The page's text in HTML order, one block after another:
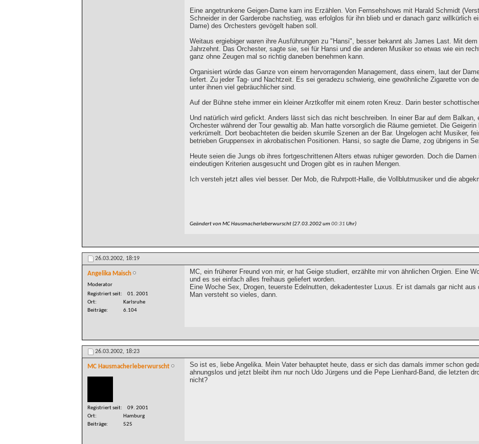
Eine angetrunkene Geigen-Dame kam ins Erzählen. Von Fernsehshows mit Harald Schmidt
Schneider in der Garderobe nachstieg, was erfolglos für ihn blieb und er danach ganz willkürlich
Dame) des Orchesters gevögelt haben soll.
Weitaus ergiebiger waren ihre Ausführungen zu "Hansi", besser bekannt als James Last. Mit
Jahrzehnt. Das Orchester, sagte sie, sei für Hansi und die anderen Musiker so etwas wie ein
ganz ohne Zeugen mal so richtig daneben benehmen kann.
Organisiert würde das Ganze von einem hervorragenden Management, dass einem, laut der
liefert. Zu jeder Tag- und Nachtzeit. Es sei geradezu schwierig, eine gewöhnliche Zigarette von
unter ihnen viel gebräuchlicher sind.
Auf der Bühne stehe immer ein kleiner Arztkoffer mit einem roten Kreuz. Darin bester
Und natürlich wird gefickt. Anders lässt sich das nicht beschreiben. In einer Bar auf dem Balkan,
Orchester während der Tour gewaltig ab. Man hatte vorsorglich die Räume gemietet. Die
verkrümelt. Dort beobachteten die beiden skurrile Szenen an der Bar. Ungelogen acht Musiker,
betrieben Gruppensex in akrobatischen Positionen. Hansi, so sagte die Dame, zog übrigens in
Heute seien die Jungs ob ihres fortgeschrittenen Alters etwas ruhiger geworden. Doch die
eindeutigen Kriterien ausgesucht und Drogen gibt es in rauhen Mengen.
Ich versteh jetzt alles viel besser. Der Mob, die Ruhrpott-Halle, die Vollblutmusiker und die
Geändert von MC Hausmacherleberwurscht (27.03.2002 um00:31 Uhr)
26.03.2002, 18:19
Angelika Maisch
Moderator
Registriert seit
01. 2001
Ort
Karlsruhe
Beiträge
6.104
MC, ein früherer Freund von mir, er hat Geige studiert, erzählte mir von ähnlichen Orgien. Eine
und es sei einfach alles freihaus geliefert worden.
Eine Woche Sex, Drogen, teuerste Edelnutten, dekadentester Luxus. Er ist damals gar nicht aus
Man versteht so vieles, dann.
26.03.2002, 18:23
MC Hausmacherleberwurscht
Registriert seit
09. 2001
Ort
Hamburg
Beiträge
525
So ist es, liebe Angelika. Mein Vater behauptet heute, dass er sich das damals immer schon
ahnungslos und jetzt bleibt ihm nur noch Udo Jürgens und die Pepe Lienhard-Band, die letzten
nicht?